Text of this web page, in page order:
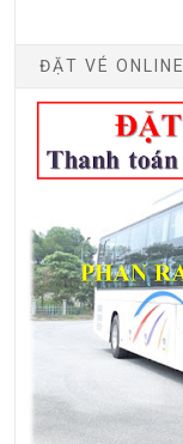
ĐẶT VÉ ONLINE